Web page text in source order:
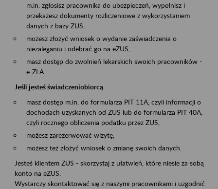
m.in. zgłosisz pracownika do ubezpieczeń, wypełnisz i
przekażesz dokumenty rozliczeniowe z wykorzystaniem
danych z bazy ZUS,
możesz złożyć wniosek o wydanie zaświadczenia o
niezaleganiu i odebrać go na eZUS,
masz dostęp do zwolnień lekarskich swoich pracowników -
e-ZLA
Jeśli jesteś świadczeniobiorcą
masz dostęp m.in. do formularza PIT 11A, czyli informacji o
dochodach uzyskanych od ZUS lub do formularza PIT 40A,
czyli rocznego obliczenia podatku przez ZUS,
możesz zarezerwować wizytę,
możesz też złożyć wniosek o zmianę swoich danych.
Jesteś klientem ZUS - skorzystaj z ułatwień, które niesie za sobą
konto na eZUS.
Wystarczy skontaktować się z naszymi pracownikami i uzgodnić